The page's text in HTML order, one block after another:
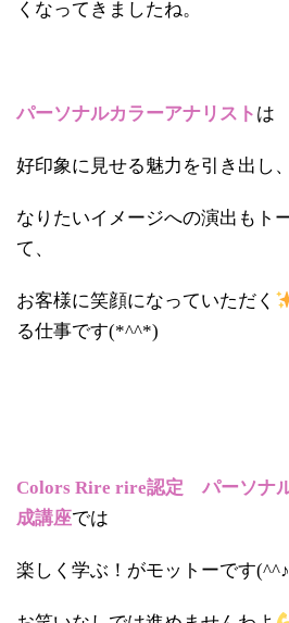
くなってきましたね。
パーソナルカラーアナリスト は
好印象に見せる魅力を引き出し、
なりたいイメージへの演出もト
て、
お客様に笑顔になっていただく
る仕事です(*^^*)
Colors Rire rire認定 パーソナ
成講座では
楽しく学ぶ！がモットーです(^^♪